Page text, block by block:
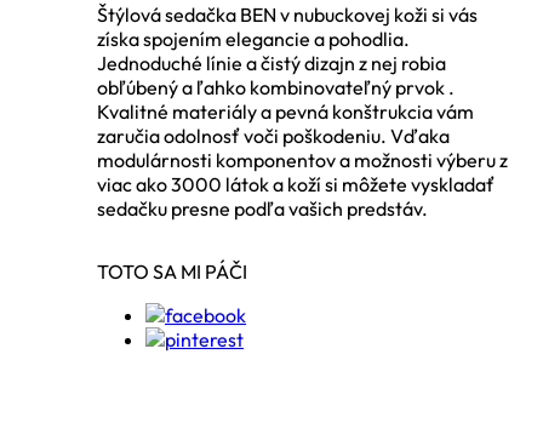
Štýlová sedačka BEN v nubuckovej koži si vás
získa spojením elegancie a pohodlia.
Jednoduché línie a čistý dizajn z nej robia
obľúbený a ľahko kombinovateľný prvok .
Kvalitné materiály a pevná konštrukcia vám
zaručia odolnosť voči poškodeniu. Vďaka
modulárnosti komponentov a možnosti výberu z
viac ako 3000 látok a koží si môžete vyskladať
sedačku presne podľa vašich predstáv.
TOTO SA MI PÁČI